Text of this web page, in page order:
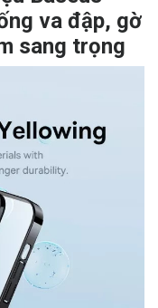
va đập, gờ
sang trọng